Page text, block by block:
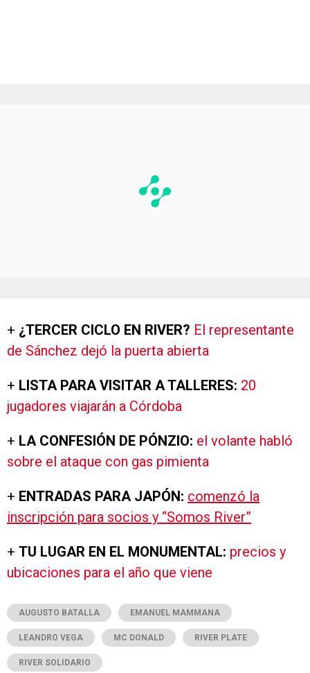
+ ¿TERCER CICLO EN RIVER? El representante
de Sánchez dejó la puerta abierta
+ LISTA PARA VISITAR A TALLERES: 20
jugadores viajarán a Córdoba
+ LA CONFESIÓN DE PÓNZIO: el volante habló
sobre el ataque con gas pimienta
+ ENTRADAS PARA JAPÓN: comenzó la
inscripción para socios y “Somos River”
+ TU LUGAR EN EL MONUMENTAL: precios y
ubicaciones para el año que viene
AUGUSTO BATALLA EMANUEL MAMMANA
LEANDRO VEGA MC DONALD RIVER PLATE
RIVER SOLIDARIO